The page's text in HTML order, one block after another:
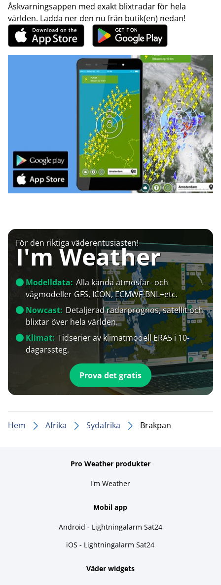
Åskvarningsappen med exakt blixtradar för hela
världen. Ladda ner den nu från butik(en) nedan!
För den riktiga väderentusiasten!
I'm Weather
Modelldata: Alla kända atmosfär- och
vågmodeller GFS, ICON, ECMWF-BNL+etc.
Nowcast: Detaljerad radarprognos, satellit och
blixtar över hela världen.
Klimat: Tidserier av klimatmodell ERA5 i 10-
dagarssteg.
Prova det gratis
Hem Afrika Sydafrika Brakpan
Pro Weather produkter
I'm Weather
Mobil app
Android - Lightningalarm Sat24
iOS - Lightningalarm Sat24
Väder widgets